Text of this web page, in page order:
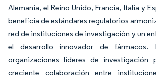
Alemania, el Reino Unido, Francia, Italia y
beneficia de estándares regulatorios
red de instituciones de investigación y un
el desarrollo innovador de fármacos.
organizaciones líderes de
creciente colaboración entre